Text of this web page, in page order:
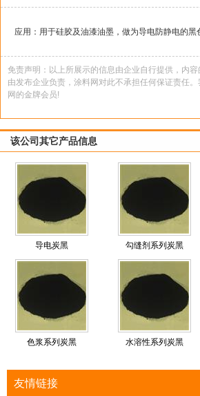
应用：用于硅胶及油漆油墨，做为导电防静电的黑
免责声明：以上所展示的信息由企业自行提供，内
由发布企业负责，涂料网对此不承担任何保证责任
网的金牌会员!
该公司其它产品信息
导电炭黑 勾缝剂系列炭黑
色浆系列炭黑 水溶性系列炭黑
友情链接